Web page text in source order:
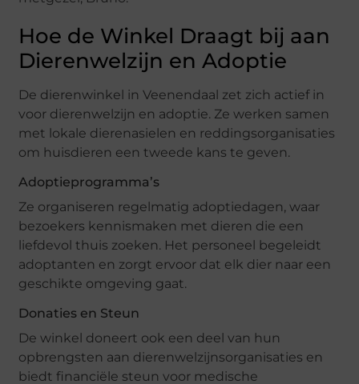
Hoe de Winkel Draagt bij aan
Dierenwelzijn en Adoptie
De dierenwinkel in Veenendaal zet zich actief in
voor dierenwelzijn en adoptie. Ze werken samen
met lokale dierenasielen en reddingsorganisaties
om huisdieren een tweede kans te geven.
Adoptieprogramma’s
Ze organiseren regelmatig adoptiedagen, waar
bezoekers kennismaken met dieren die een
liefdevol thuis zoeken. Het personeel begeleidt
adoptanten en zorgt ervoor dat elk dier naar een
geschikte omgeving gaat.
Donaties en Steun
De winkel doneert ook een deel van hun
opbrengsten aan dierenwelzijnsorganisaties en
biedt financiële steun voor medische